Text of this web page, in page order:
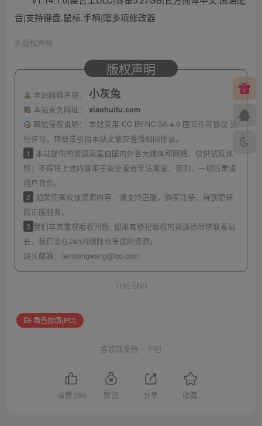
音|支持键盘.鼠标.手柄|赠多项修改器
© 版权声明
版权声明
本站网络名称： 小灰兔
本站永久网址：
xiaohuitu.com
网站侵权说明：
本站采用 CC BY-NC-SA 4.0 国际许可协议 进
行许可，转载或引用本站文章应遵循相同协议。
1
本站提供的资源采集自国内外各大媒体和网络，仅供试玩体
验；不得将上述内容用于商业或者非法用途，否则，一切后果请
用户自负。
2
如果您喜欢该资源内容，请支持正版，购买注册，得到更好
的正版服务。
3 我们非常重视版权问题, 如果有侵犯版权的资源请尽快联系站
长，我们会在24h内删除有争议的资源。
站长邮箱： fenxiangwang@qq.com
THE END
角色扮演(PC)
喜欢就支持一下吧
点赞 169 赞赏 分享 收藏